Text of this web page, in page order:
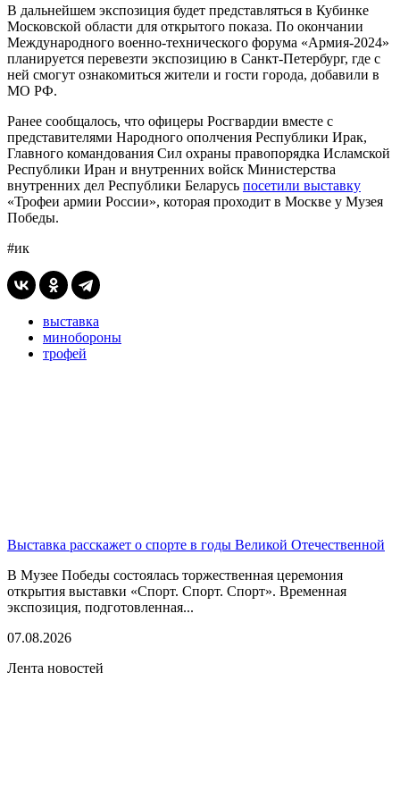
В дальнейшем экспозиция будет представляться в Кубинке
Московской области для открытого показа. По окончании
Международного военно-технического форума «Армия-2024»
планируется перевезти экспозицию в Санкт-Петербург, где с
ней смогут ознакомиться жители и гости города, добавили в
МО РФ.
Ранее сообщалось, что офицеры Росгвардии вместе с
представителями Народного ополчения Республики Ирак,
Главного командования Сил охраны правопорядка Исламской
Республики Иран и внутренних войск Министерства
внутренних дел Республики Беларусь посетили выставку
«Трофеи армии России», которая проходит в Москве у Музея
Победы.
#ик
выставка
минобороны
трофей
Выставка расскажет о спорте в годы Великой Отечественной
В Музее Победы состоялась торжественная церемония
открытия выставки «Спорт. Спорт. Спорт». Временная
экспозиция, подготовленная...
07.08.2026
Лента новостей